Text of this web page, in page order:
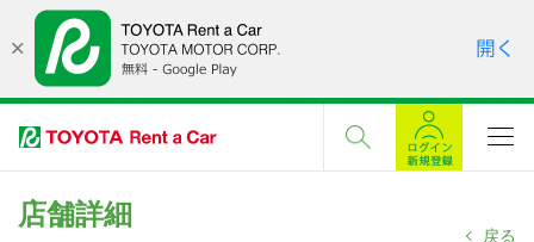
店舗詳細
戻る